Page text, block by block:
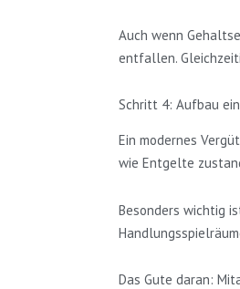
Auch wenn
entfallen.
Schritt 4: Aufbau
Ein modernes
wie Entgelte
Besonders wichtig
Das Gute daran: